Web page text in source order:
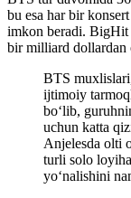
bu esa har bir
imkon beradi. BigHit
bir milliard dollardan
BTS
ijtimoiy
bo‘lib,
uchun katta
Anjelesda olti
turli solo
yo‘nalishini